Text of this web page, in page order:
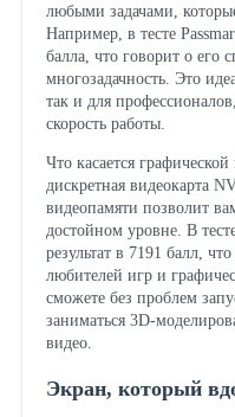
любыми задачами,
Например, в тесте
балла, что говорит о его
многозадачность. Это
так и для
скорость работы.
Что касается
дискретная видеокарта
видеопамяти позволит
достойном уровне. В
результат в 7191 балл,
любителей игр и
сможете без проблем
заниматься 3D-
видео.
Экран, который